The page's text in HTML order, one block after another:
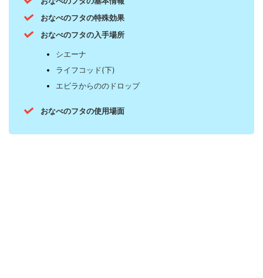
おなべのフタの特殊効果
おなべのフタの入手場所
シエーナ
ライフコッド(下)
エビラからののドロップ
おなべのフタの使用場面